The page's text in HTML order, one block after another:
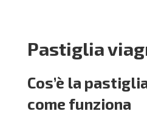
Pastiglia
Cos’è la
come funziona